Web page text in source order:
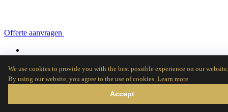
Offerte aanvragen
We use cookies to provide you with the best possible experience on our website.
By using our website, you agree to the use of cookies. Learn more
Accept